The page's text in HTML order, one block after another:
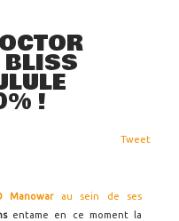
BLISS
!
Tweet
Manowar
au sein de ses
entame en ce moment la